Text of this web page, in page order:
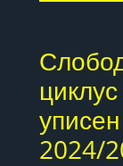
2024/